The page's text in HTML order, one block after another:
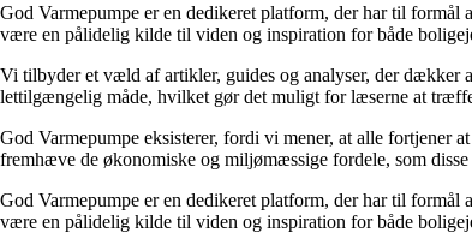
God Varmepumpe er en dedikeret platform, der har til
være en pålidelig kilde til viden og inspiration for både
Vi tilbyder et væld af artikler, guides og analyser, der dækker
lettilgængelig måde, hvilket gør det muligt for læserne at
God Varmepumpe eksisterer, fordi vi mener, at alle fortjener
fremhæve de økonomiske og miljømæssige fordele, som disse
God Varmepumpe er en dedikeret platform, der har til
være en pålidelig kilde til viden og inspiration for både